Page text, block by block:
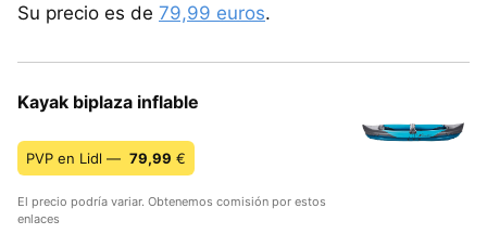
Su precio es de 79,99 euros.
Kayak biplaza inflable
PVP en Lidl — 79,99 €
El precio podría variar. Obtenemos comisión por estos
enlaces